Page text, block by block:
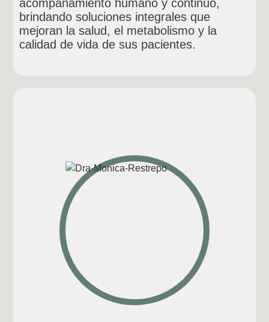
acompañamiento humano y continuo,
brindando soluciones integrales que
mejoran la salud, el metabolismo y la
calidad de vida de sus pacientes.